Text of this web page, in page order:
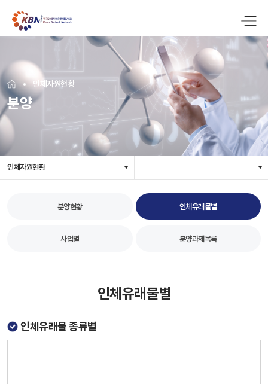
인체자원현황
분양
인체자원현황
분양현황 인체유래물별
사업별 분양과제목록
인체유래물별
인체유래물 종류별